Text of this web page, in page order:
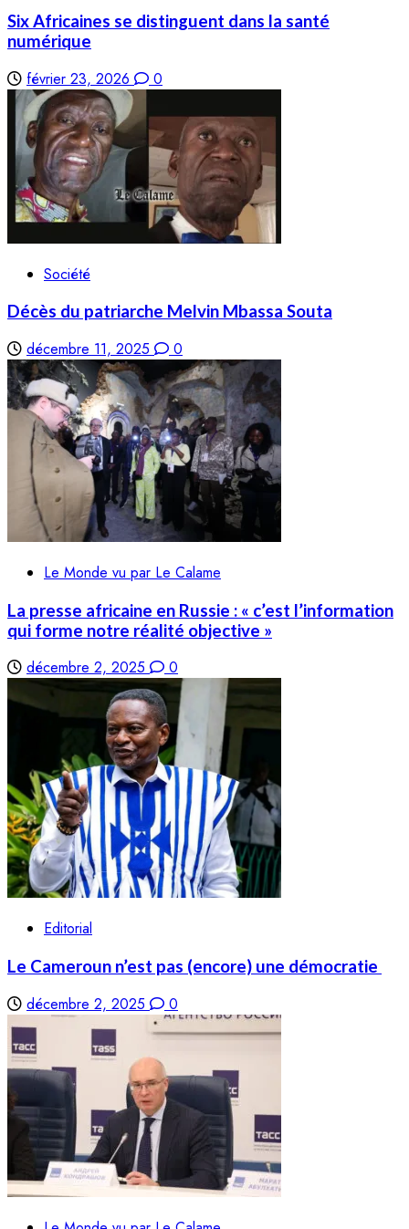
Six Africaines se distinguent dans la santé
numérique
février 23, 2026 0
Société
Décès du patriarche Melvin Mbassa Souta
décembre 11, 2025 0
Le Monde vu par Le Calame
La presse africaine en Russie : « c’est l’information
qui forme notre réalité objective »
décembre 2, 2025 0
Editorial
Le Cameroun n’est pas (encore) une démocratie
décembre 2, 2025 0